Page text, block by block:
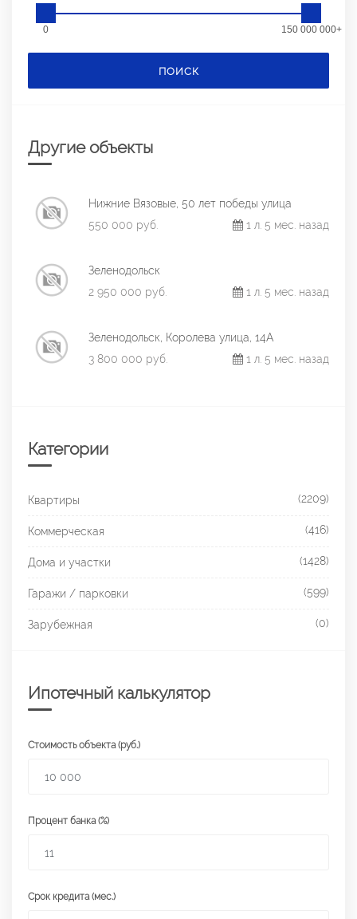
0 150 000 000+
ПОИСК
Другие объекты
Нижние Вязовые, 50 лет победы улица
550 000 руб.
1 л. 5 мес. назад
Зеленодольск
2 950 000 руб.
1 л. 5 мес. назад
Зеленодольск, Королева улица, 14А
3 800 000 руб.
1 л. 5 мес. назад
Категории
Квартиры (2209)
Коммерческая (416)
Дома и участки (1428)
Гаражи / парковки (599)
Зарубежная (0)
Ипотечный калькулятор
Стоимость объекта (руб.)
Процент банка (%)
Срок кредита (мес.)